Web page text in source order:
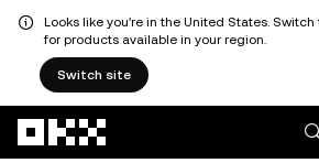
Looks like you're in the United States.
for products available in your region.
Switch site